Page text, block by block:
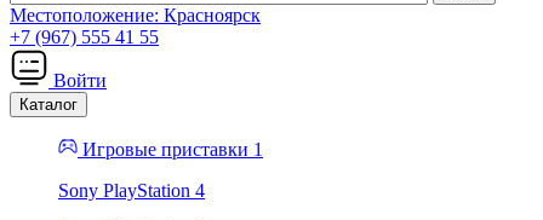
Местоположение: Красноярск
+7 (967) 555 41 55
Войти
Каталог
Игровые приставки 1
Sony PlayStation 4